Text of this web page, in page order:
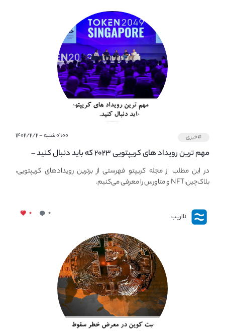
#خبری ۰۱:۰۰ شنبه - ۱۴۰۲/۲/۲
مهم ترین رویداد های کریپتویی ۲۰۲۳ که باید دنبال کنید –
معرفی بهترین رویداد های جهانی
در این مطلب از مجله کریپتو فهرستی از برترین رویدادهای کریپتویی،
بلاک‌چین،NFT و متاورس را معرفی می‌کنیم.
نااریب ۰ ۰